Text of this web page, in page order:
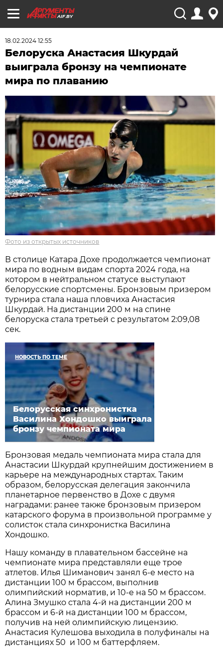
AIF.BY
18.02.2024 12:55
Белоруска Анастасия Шкурдай
выиграла бронзу на чемпионате
мира по плаванию
Фото из открытых источников
В столице Катара Дохе продолжается чемпионат
мира по водным видам спорта 2024 года, на
котором в нейтральном статусе выступают
белорусские спортсмены. Бронзовым призером
турнира стала наша пловчиха Анастасия
Шкурдай. На дистанции 200 м на спине
белоруска стала третьей с результатом 2:09,08
сек.
НОВОСТЬ ПО ТЕМЕ
Белорусская синхронистка
Василина Хондошко выиграла
бронзу чемпионата мира
Бронзовая медаль чемпионата мира стала для
Анастасии Шкурдай крупнейшим достижением в
карьере на международных стартах. Таким
образом, белорусская делегация закончила
планетарное первенство в Дохе с двумя
наградами: ранее также бронзовым призером
катарского форума в произвольной программе у
солисток стала синхронистка Василина
Хондошко.
Нашу команду в плавательном бассейне на
чемпионате мира представляли еще трое
атлетов. Илья Шиманович занял 6-е место на
дистанции 100 м брассом, выполнив
олимпийский норматив, и 10-е на 50 м брассом.
Алина Змушко стала 4-й на дистанции 200 м
брассом и 6-й на дистанции 100 м брассом,
получив на ней олимпийскую лицензию.
Анастасия Кулешова выходила в полуфиналы на
дистанциях 50 и 100 м баттерфляем.